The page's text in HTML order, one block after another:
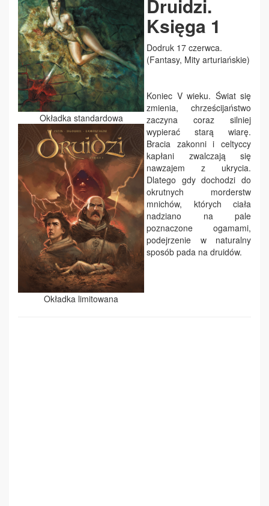
Okładka standardowa
Okładka limitowana
Druidzi.
Księga 1
Dodruk 17 czerwca.
(Fantasy, Mity arturiańskie)
Koniec V wieku. Świat się
zmienia, chrześcijaństwo
zaczyna coraz silniej
wypierać starą wiarę.
Bracia zakonni i celtyccy
kapłani zwalczają się
nawzajem z ukrycia.
Dlatego gdy dochodzi do
okrutnych morderstw
mnichów, których ciała
nadziano na pale
poznaczone ogamami,
podejrzenie w naturalny
sposób pada na druidów.